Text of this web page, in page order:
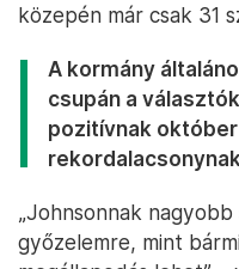
közepén már csak 31
A kormány
csupán a
pozitívnak
„Johnsonnak
győzelemre, mint